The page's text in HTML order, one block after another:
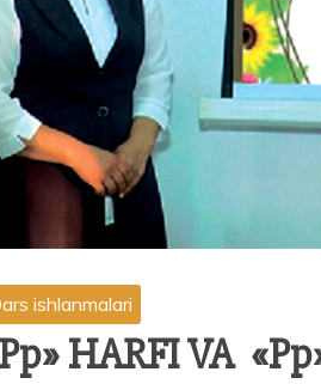
ishlanmalari
HARFI VA